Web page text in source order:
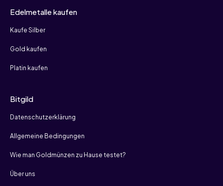
Edelmetalle kaufen
Kaufe Silber
Gold kaufen
Platin kaufen
Bitgild
Datenschutzerklärung
Allgemeine Bedingungen
Wie man Goldmünzen zu Hause testet?
Über uns